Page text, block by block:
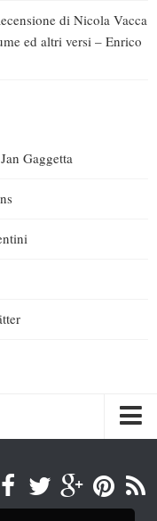
di Nicola Vacca
ed altri versi – Enrico
Gaggetta